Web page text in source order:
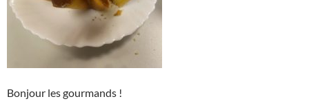
Bonjour les gourmands !